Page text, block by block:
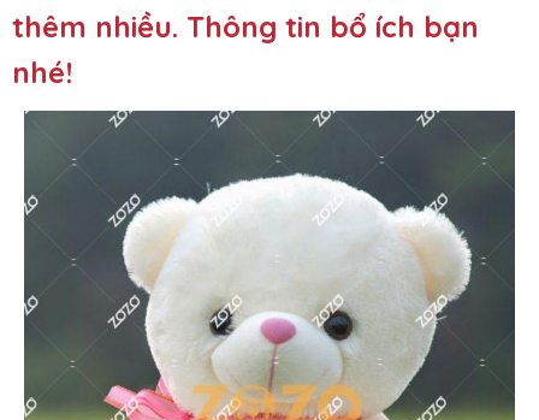
thêm nhiều. Thông tin bổ ích bạn
nhé!